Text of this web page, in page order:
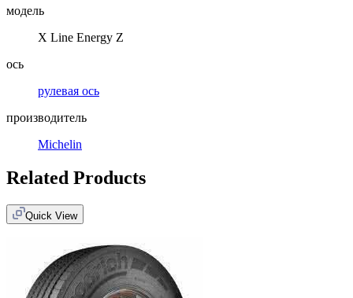
модель
X Line Energy Z
ось
рулевая ось
производитель
Michelin
Related Products
Quick View